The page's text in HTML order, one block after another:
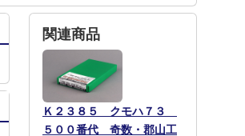
関連商品
Ｋ２３８５ クモハ７３
５００番代 奇数・郡山工